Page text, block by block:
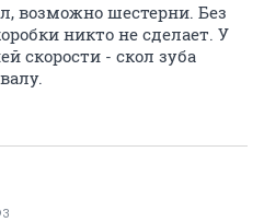
возможно шестерни. Без
никто не сделает. У
скорости - скол зуба